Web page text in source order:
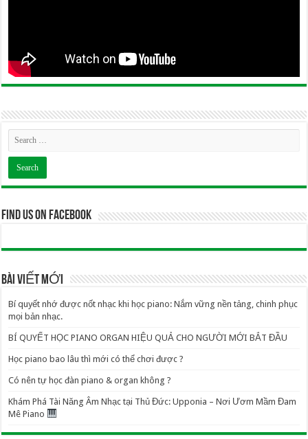
Find us on Facebook
BÀI VIẾT MỚI
Bí quyết nhớ được nốt nhạc khi học piano: Nắm vững nền tảng, chinh phục
mọi bản nhạc.
BÍ QUYẾT HỌC PIANO ORGAN HIỆU QUẢ CHO NGƯỜI MỚI BẮT ĐẦU
Học piano bao lâu thì mới có thể chơi được ?
Có nên tự học đàn piano & organ không ?
Khám Phá Tài Năng Âm Nhạc tại Thủ Đức: Upponia – Nơi Ươm Mầm Đam
Mê Piano